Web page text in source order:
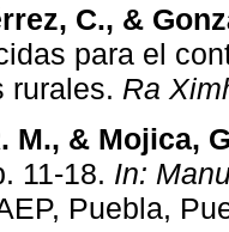
C., &
para el
rurales. Ra
M., & Mojica,
11-18. In:
Puebla,